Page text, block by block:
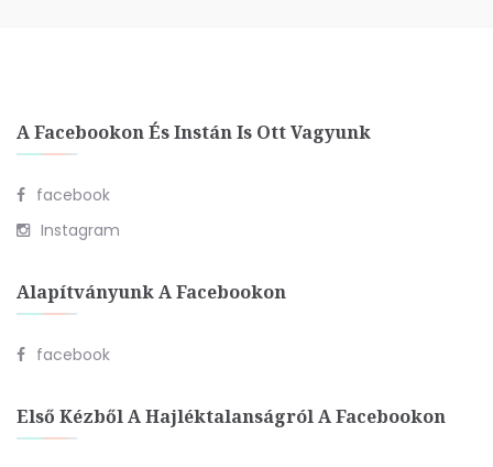
A Facebookon És Instán Is Ott Vagyunk
facebook
Instagram
Alapítványunk A Facebookon
facebook
Első Kézből A Hajléktalanságról A Facebookon